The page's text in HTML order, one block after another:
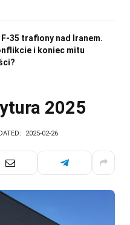
35 trafiony nad Iranem.
i koniec mitu
2025
2025-02-26